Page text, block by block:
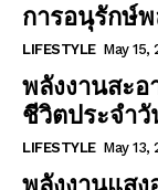
การอนุรักษ์
LIFESTYLE May 15,
พลังงานสะอ
ชีวิตประจำวั
LIFESTYLE May 13,